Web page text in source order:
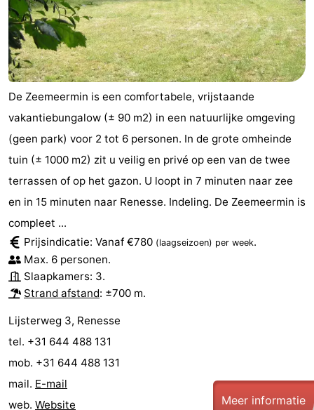
De Zeemeermin is een comfortabele, vrijstaande
vakantiebungalow (± 90 m2) in een natuurlijke omgeving
(geen park) voor 2 tot 6 personen. In de grote omheinde
tuin (± 1000 m2) zit u veilig en privé op een van de twee
terrassen of op het gazon. U loopt in 7 minuten naar zee
en in 15 minuten naar Renesse. Indeling. De Zeemeermin is
compleet ...
Prijsindicatie: Vanaf €780 (laagseizoen) per week.
Max. 6 personen.
Slaapkamers: 3.
Strand afstand: ±700 m.
Lijsterweg 3, Renesse
tel. +31 644 488 131
mob. +31 644 488 131
mail. E-mail
web. Website Meer informatie